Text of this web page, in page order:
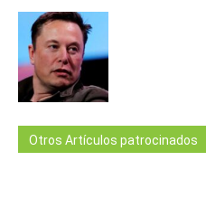
Otros Artículos patrocinados